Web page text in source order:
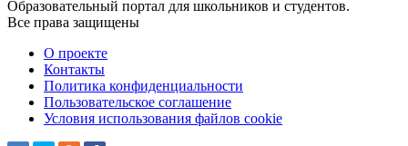
Образовательный портал для школьников и студентов.
Все права защищены
О проекте
Контакты
Политика конфиденциальности
Пользовательское соглашение
Условия использования файлов cookie